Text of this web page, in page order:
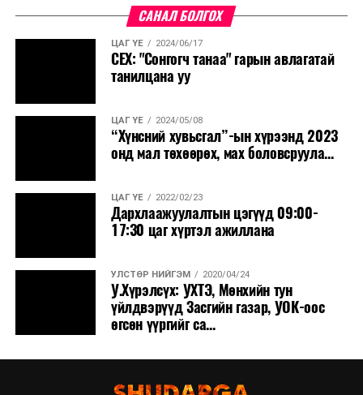
САНАЛ БОЛГОХ
ЦАГ ҮЕ 2024/06/17
СЕХ: "Сонгогч танаа" гарын авлагатай
танилцана уу
ЦАГ ҮЕ 2024/05/08
“Хүнсний хувьсгал”-ын хүрээнд 2023
онд мал төхөөрөх, мах боловсруула...
ЦАГ ҮЕ 2022/02/23
Дархлаажуулалтын цэгүүд 09:00-
17:30 цаг хүртэл ажиллана
УЛСТӨР НИЙГЭМ 2020/04/24
У.Хүрэлсүх: УХТЭ, Мөнхийн тун
үйлдвэрүүд Засгийн газар, УОК-оос
өгсөн үүргийг са...